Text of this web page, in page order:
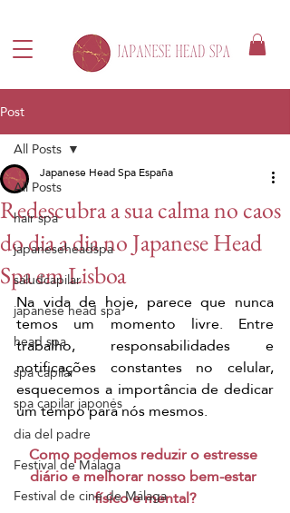
Post
All Posts
hair spa
japaneseheadspa
saludcapilar
japanese head spa
head spa
spa capilar
spa capilar japonés
dia del padre
Festival de Málaga
Festival de cine de Málaga
All Posts
Redescubra a sua calma no caos
do dia a dia no Japanese Head
Spa em Lisboa
Japanese Head Spa España
Na vida de hoje, parece que nunca
temos um momento livre. Entre
trabalho, responsabilidades e
notificações constantes no celular,
esquecemos a importância de dedicar
um tempo para nós mesmos.
Como podemos reduzir o estresse
diário e melhorar nosso bem-estar
físico e mental?